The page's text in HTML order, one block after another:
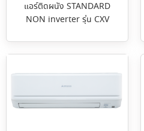
แอร์ติดผนัง STANDARD
NON inverter รุ่น CXV